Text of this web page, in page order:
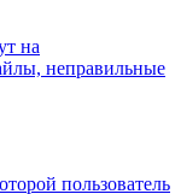
на
неправильные
пользователь